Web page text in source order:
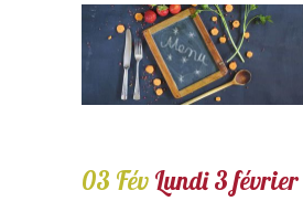
03 Fév Lundi 3 février